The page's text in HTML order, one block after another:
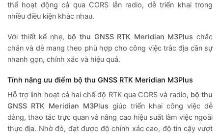
thể hoạt động cả qua CORS lẫn radio, dễ triển khai trong
nhiều điều kiện khác nhau.
Với thiết kế nhẹ, bộ thu GNSS RTK Meridian M3Pluschắc
chắn và dễ mang theo phù hợp cho công việc trắc địa cần sự
nhanh gọn, chính xác và hiệu quả.
Tính năng ưu điểm bộ thu GNSS RTK Meridian M3Plus
Hỗ trợ linh hoạt cả hai chế độ RTK qua CORS và radio, bộ thu
GNSS RTK Meridian M3Plus giúp triển khai công việc dễ
dàng, thao tác trực quan và nâng cao hiệu suất làm việc ngoài
thực địa. Nhờ đó, đạt được độ chính xác cao, độ tin cậy vượt